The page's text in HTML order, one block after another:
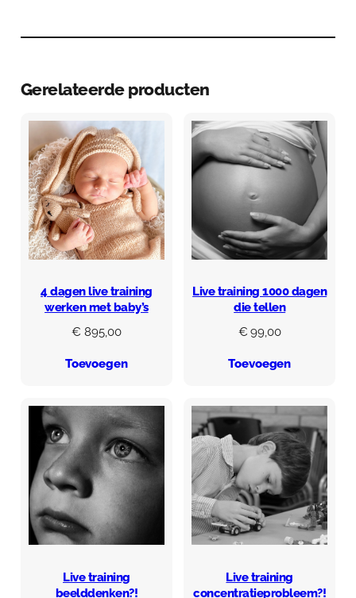
Gerelateerde producten
4 dagen live training
werken met baby’s
€ 895,00
Toevoegen
Live training 1000 dagen
die tellen
€ 99,00
Toevoegen
Live training
beelddenken?!
Live training
concentratieprobleem?!